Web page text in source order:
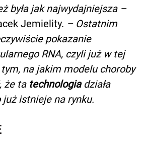
była jak najwydajniejsza –
Jemielity. – Ostatnim
pokazanie
RNA, czyli już w tej
na jakim modelu choroby
że ta technologiadziała
istnieje na rynku.